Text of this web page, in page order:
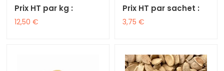
Prix HT par kg :
12,50 €
Prix HT par sachet :
3,75 €